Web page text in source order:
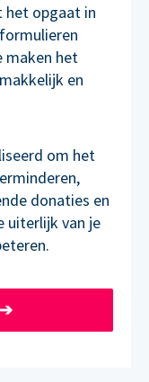
het opgaat in
maken het
en
om het
donaties en
uiterlijk van je
➔